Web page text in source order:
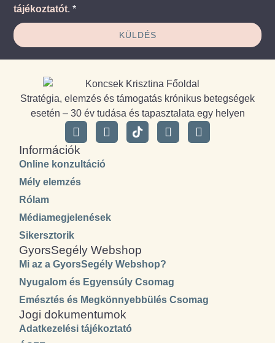
tájékoztatót. *
KÜLDÉS
Stratégia, elemzés és támogatás krónikus betegségek
esetén – 30 év tudása és tapasztalata egy helyen
Információk
Online konzultáció
Mély elemzés
Rólam
Médiamegjelenések
Sikersztorik
GyorsSegély Webshop
Mi az a GyorsSegély Webshop?
Nyugalom és Egyensúly Csomag
Emésztés és Megkönnyebbülés Csomag
Jogi dokumentumok
Adatkezelési tájékoztató